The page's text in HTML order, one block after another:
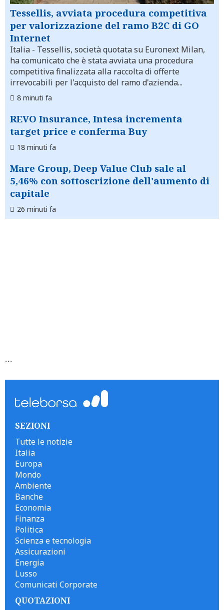
Tessellis, avviata procedura competitiva
per valorizzazione del ramo B2C di GO
Internet
Italia - Tessellis, società quotata su Euronext Milan,
ha comunicato che è stata avviata una procedura
competitiva finalizzata alla raccolta di offerte
irrevocabili per l'acquisto del ramo d'azienda...
8 minuti fa
REVO Insurance, Intesa incrementa
target price e conferma Buy
18 minuti fa
Mare Group, Deep Value Club sale al
5,46% con sottoscrizione dell'aumento di
capitale
26 minuti fa
```
SEZIONI
Tutte le notizie
Italia
Europa
Mondo
Ambiente
Banche
Economia
Finanza
Politica
Scienza e tecnologia
Assicurazioni
Energia
Lusso
Comunicati Corporate
QUOTAZIONI